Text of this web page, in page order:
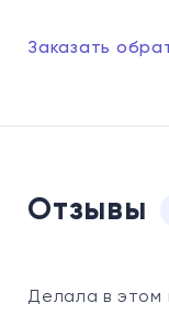
Заказать
Отзывы
Делала в этом